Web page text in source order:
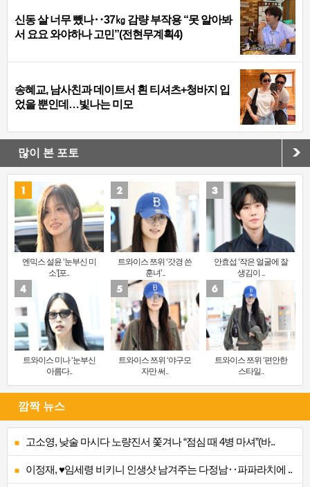
신동 살 너무 뺐나‥37㎏ 감량 부작용 “못 알아봐
서 요요 와야하나 고민”(전현무계획4)
송혜교, 남사친과 데이트서 흰 티셔츠+청바지 입
었을 뿐인데…빛나는 미모
많이 본 포토
엔믹스 설윤 ‘눈부신 미
소’[포..
트와이스 쯔위 ‘갓경 쓴
훈녀’..
안효섭 ‘작은 얼굴에 잘
생김이 ..
트와이스 미나 ‘눈부신
아름다..
트와이스 쯔위 ‘야구모
자만 써..
트와이스 쯔위 ‘편안한
스타일..
깜짝 뉴스
고소영, 낮술 마시다 노량진서 쫓겨나 “점심 때 4병 마셔”(바..
이정재, ♥임세령 비키니 인생샷 남겨주는 다정남‥파파라치에 ..